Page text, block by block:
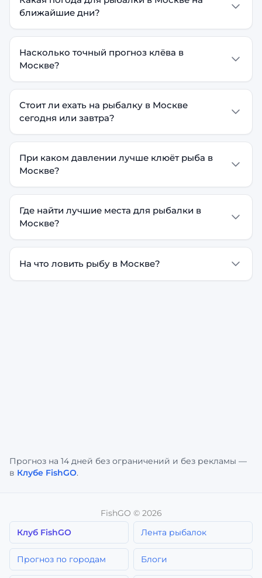
ближайшие дни?
Насколько точный прогноз клёва в
Москве?
Стоит ли ехать на рыбалку в Москве
сегодня или завтра?
При каком давлении лучше клюёт рыба в
Москве?
Где найти лучшие места для рыбалки в
Москве?
На что ловить рыбу в Москве?
Прогноз на 14 дней без ограничений и без рекламы —
в Клубе FishGO.
FishGO © 2026
Клуб FishGO
Лента рыбалок
Прогноз по городам Блоги